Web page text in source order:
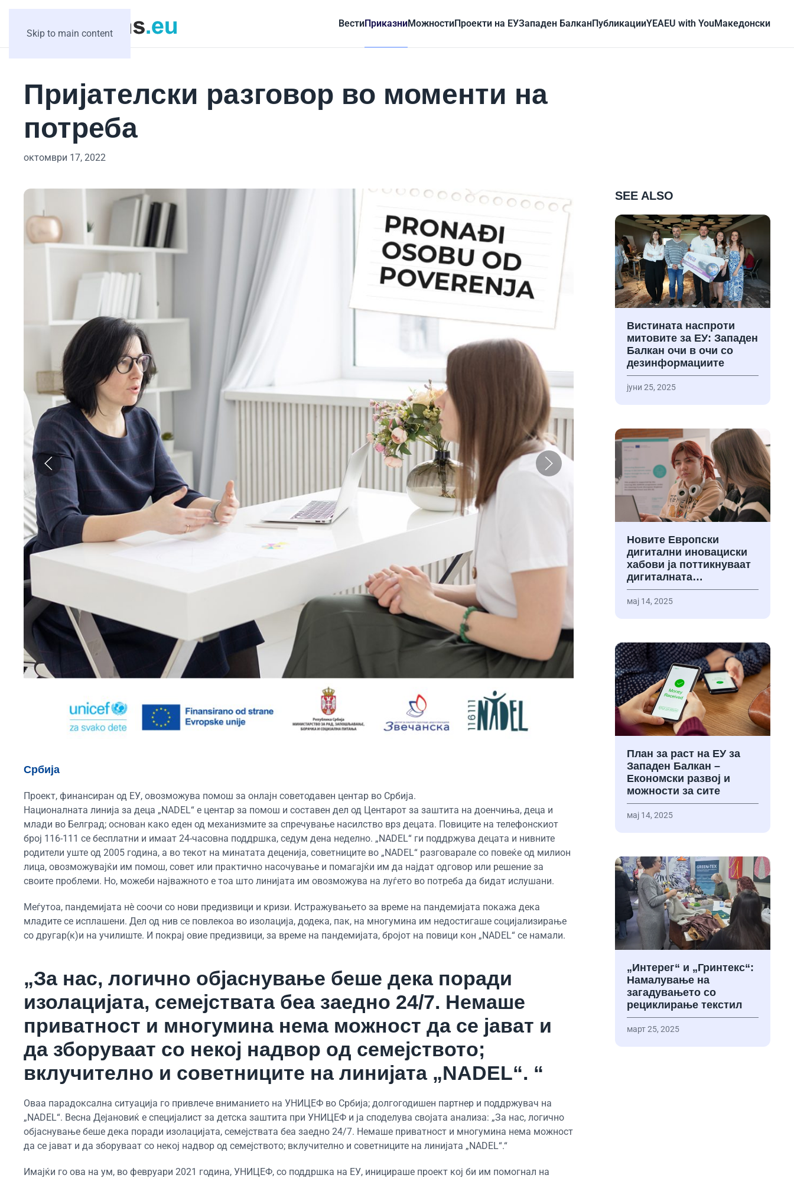
Skip to main content
ВестиПриказниМожностиПроекти на ЕУЗападен БалканПубликацииYEAEU with YouMакедонски
Пријателски разговор во моменти на
потреба
октомври 17, 2022
Србија
Проект, финансиран од ЕУ, овозможува помош за онлајн советодавен центар во Србија.
Националната линија за деца „NADEL“ е центар за помош и составен дел од Центарот за заштита на доенчиња, деца и
млади во Белград; основан како еден од механизмите за спречување насилство врз децата. Повиците на телефонскиот
број 116-111 се бесплатни и имаат 24-часовна поддршка, седум дена неделно. „NADEL“ ги поддржува децата и нивните
родители уште од 2005 година, а во текот на минатата деценија, советниците во „NADEL“ разговарале со повеќе од милион
лица, овозможувајќи им помош, совет или практично насочување и помагајќи им да најдат одговор или решение за
своите проблеми. Но, можеби најважното е тоа што линијата им овозможува на луѓето во потреба да бидат ислушани.
Меѓутоа, пандемијата нè соочи со нови предизвици и кризи. Истражувањето за време на пандемијата покажа дека
младите се исплашени. Дел од нив се повлекоа во изолација, додека, пак, на многумина им недостигаше социјализирање
со другар(к)и на училиште. И покрај овие предизвици, за време на пандемијата, бројот на повици кон „NADEL“ се намали.
„За нас, логично објаснување беше дека поради
изолацијата, семејствата беа заедно 24/7. Немаше
приватност и многумина нема можност да се јават и
да зборуваат со некој надвор од семејството;
вклучително и советниците на линијата „NADEL“. “
Оваа парадоксална ситуација го привлече вниманието на УНИЦЕФ во Србија; долгогодишен партнер и поддржувач на
„NADEL“. Весна Дејановиќ е специјалист за детска заштита при УНИЦЕФ и ја споделува својата анализа: „За нас, логично
објаснување беше дека поради изолацијата, семејствата беа заедно 24/7. Немаше приватност и многумина нема можност
да се јават и да зборуваат со некој надвор од семејството; вклучително и советниците на линијата „NADEL“.“
Имајќи го ова на ум, во февруари 2021 година, УНИЦЕФ, со поддршка на ЕУ, иницираше проект кој би им помогнал на
SEE ALSO
Вистината наспроти
митовите за ЕУ: Западен
Балкан очи в очи со
дезинформациите
јуни 25, 2025
Новите Европски
дигитални иновациски
хабови ја поттикнуваат
дигиталната…
мај 14, 2025
План за раст на ЕУ за
Западен Балкан –
Економски развој и
можности за сите
мај 14, 2025
„Интерег“ и „Гринтекс“:
Намалување на
загадувањето со
рециклирање текстил
март 25, 2025